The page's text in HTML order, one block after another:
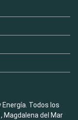
Todos los
Magdalena del Mar